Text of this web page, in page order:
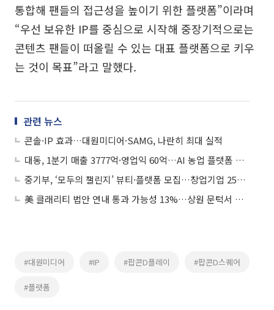
통합해 팬들의 접근성을 높이기 위한 플랫폼”이라며
“우선 보유한 IP를 중심으로 시작해 중장기적으로는
콘텐츠 팬들이 떠올릴 수 있는 대표 플랫폼으로 키우
는 것이 목표”라고 말했다.
관련 뉴스
콘솔·IP 효과…대원미디어·SAMG, 나란히 최대 실적
대동, 1분기 매출 3777억·영업익 60억…AI 농업 플랫폼 전환 추진
중기부, ‘모두의 챌린지’ 뷰티·플랫폼 모집…창업기업 25개사 지원
美 클래리티 법안 연내 통과 가능성 13%…상원 문턱서 제동
#대원미디어 #IP #팝콘D플레이 #팝콘D스퀘어
#플랫폼